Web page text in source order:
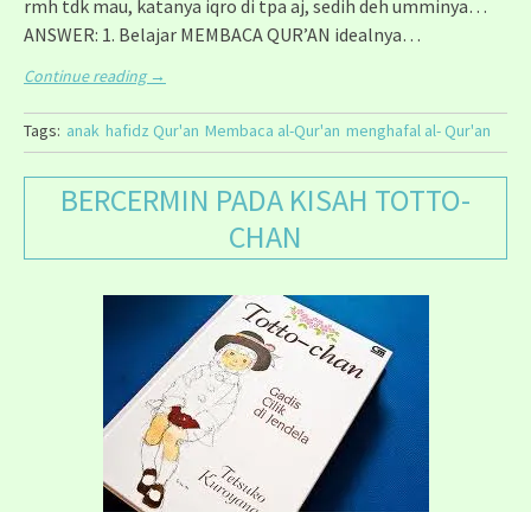
rmh tdk mau, katanya iqro di tpa aj, sedih deh umminya…
ANSWER: 1. Belajar MEMBACA QUR’AN idealnya…
Continue reading →
Tags: anak hafidz Qur'an Membaca al-Qur'an menghafal al- Qur'an
BERCERMIN PADA KISAH TOTTO-
CHAN